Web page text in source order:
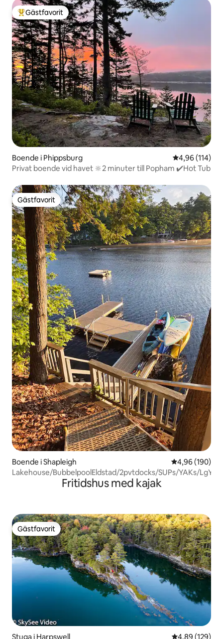
Populär gästfavorit
Gästfavorit
Boende i Phippsburg 4,96 av 5 i
4,96 (114)
Privat boende vid havet 🔆2 minuter till Popham ✔️Hot Tub
Gästfavorit
Gästfavorit
Boende i Shapleigh 4,96 av 5 i
4,96 (190)
Lakehouse/BubbelpoolEldstad/2pvtdocks/SUPs/YAKs/LgYard
Fritidshus med kajak
Gästfavorit
Gästfavorit
Stuga i Harpswell 4,89 av 5 i
4,89 (129)